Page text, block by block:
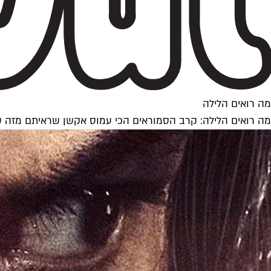
מה רואים הלילה
מה רואים הלילה: קרב הסמוראים הכי עמוס אקשן שראיתם מזה